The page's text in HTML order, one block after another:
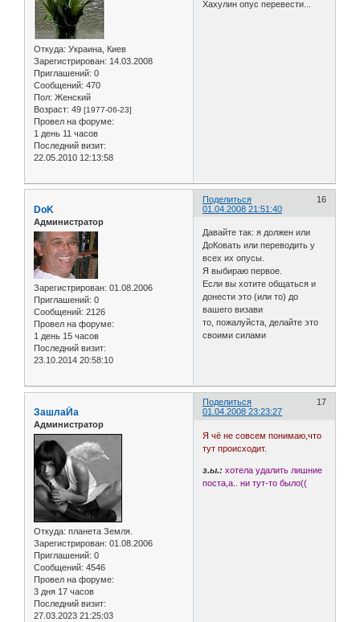
Откуда: Украина, Киев
Зарегистрирован: 14.03.2008
Приглашений: 0
Сообщений: 470
Пол: Женский
Возраст: 49 [1977-06-23]
Провел на форуме:
1 день 11 часов
Последний визит:
22.05.2010 12:13:58
Хахулин опус перевести...
Поделиться
16
01.04.2008 21:51:40
DoK
Администратор
Зарегистрирован: 01.08.2006
Приглашений: 0
Сообщений: 2126
Провел на форуме:
1 день 15 часов
Последний визит:
23.10.2014 20:58:10
Давайте так: я должен или
ДоКовать или переводить у
всех их опусы.
Я выбираю первое.
Если вы хотите общаться и
донести это (или то) до
вашего визави
то, пожалуйста, делайте это
своими силами
Поделиться
17
01.04.2008 23:23:27
ЗашлаЙа
Администратор
Откуда: планета Земля.
Зарегистрирован: 01.08.2006
Приглашений: 0
Сообщений: 4546
Провел на форуме:
3 дня 17 часов
Последний визит:
27.03.2023 21:25:03
Я чё не совсем понимаю,что
тут происходит.
з.ы.: хотела удалить лишние
поста,а.. ни тут-то было((